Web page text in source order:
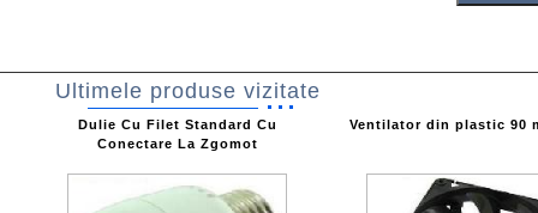
Ultimele produse vizitate
Dulie Cu Filet Standard Cu
Conectare La Zgomot
Ventilator din plastic 90